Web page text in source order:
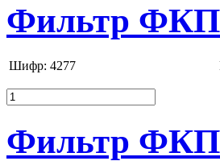
Фильтр
Шифр: 4277
Фильтр